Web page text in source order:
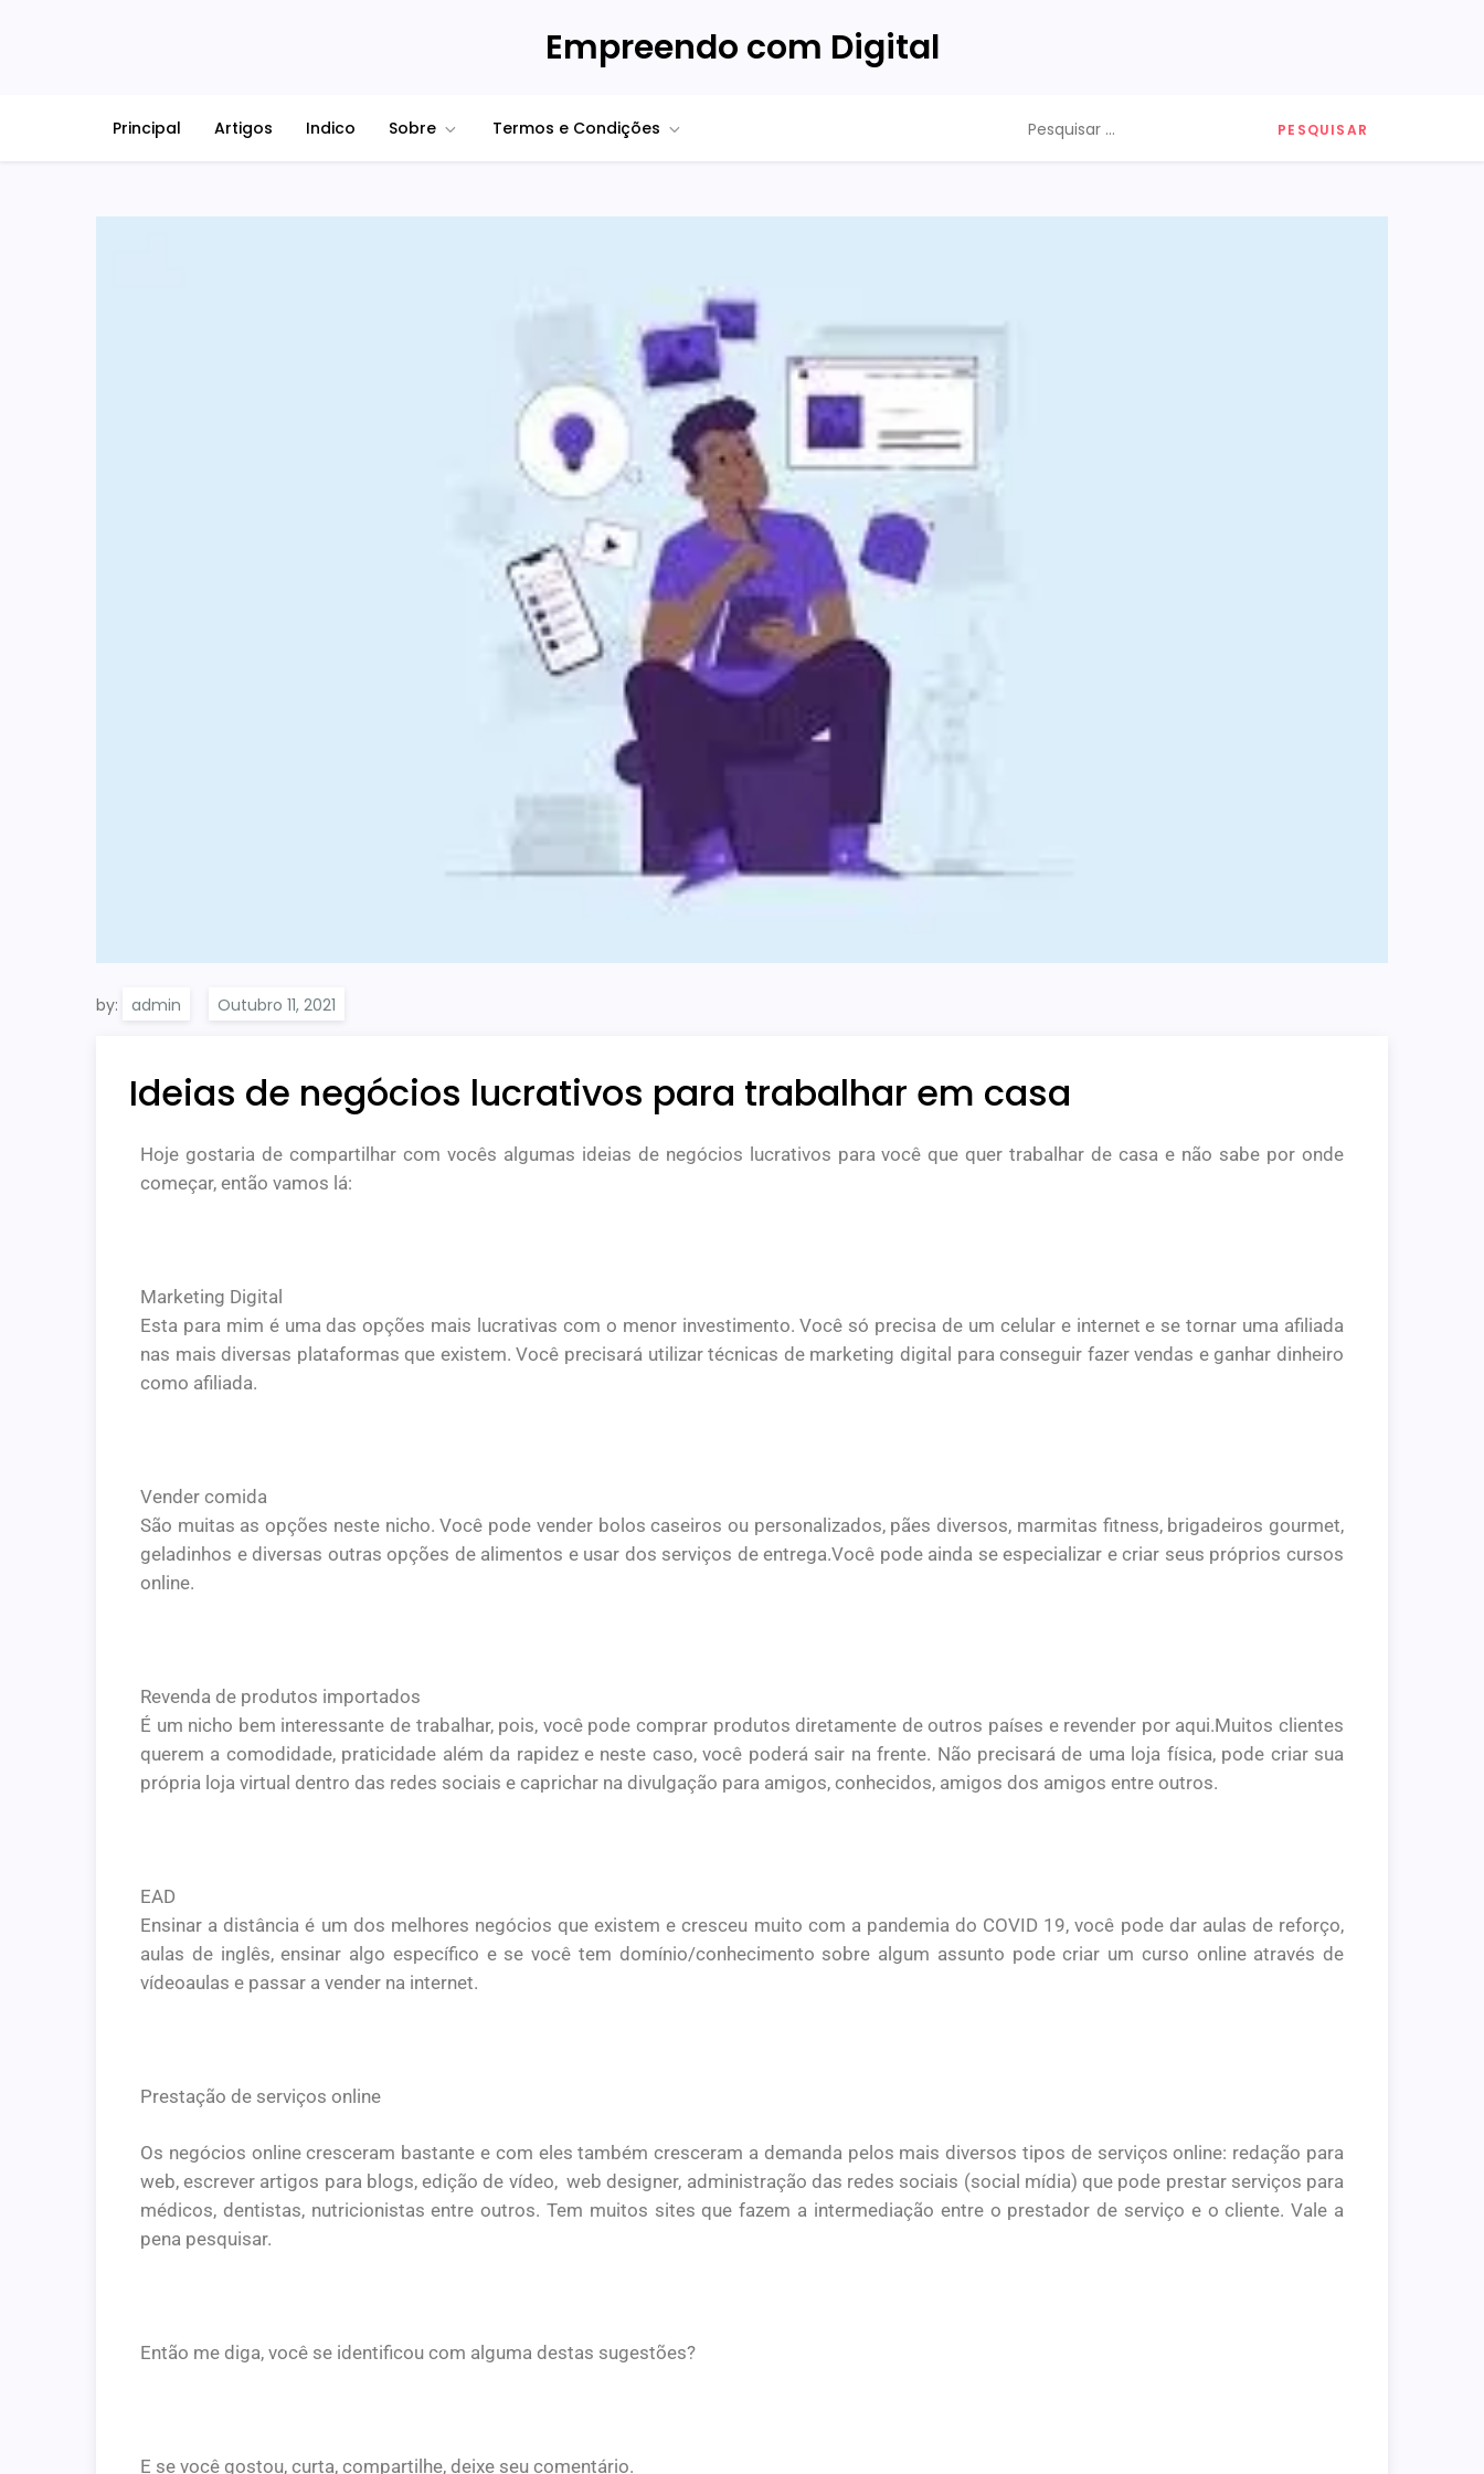
Empreendo com Digital
Principal Artigos Indico Sobre Termos e Condições
by: admin
Ideias de negócios lucrativos para trabalhar em casa
Hoje gostaria de compartilhar com vocês algumas ideias de negócios lucrativos para você que quer trabalhar de casa e não sabe por onde
começar, então vamos lá:
Marketing Digital
Esta para mim é uma das opções mais lucrativas com o menor investimento. Você só precisa de um celular e internet e se tornar uma afiliada
nas mais diversas plataformas que existem. Você precisará utilizar técnicas de marketing digital para conseguir fazer vendas e ganhar dinheiro
como afiliada.
Vender comida
São muitas as opções neste nicho. Você pode vender bolos caseiros ou personalizados, pães diversos, marmitas fitness, brigadeiros gourmet,
geladinhos e diversas outras opções de alimentos e usar dos serviços de entrega.Você pode ainda se especializar e criar seus próprios cursos
online.
Revenda de produtos importados
É um nicho bem interessante de trabalhar, pois, você pode comprar produtos diretamente de outros países e revender por aqui.Muitos clientes
querem a comodidade, praticidade além da rapidez e neste caso, você poderá sair na frente. Não precisará de uma loja física, pode criar sua
própria loja virtual dentro das redes sociais e caprichar na divulgação para amigos, conhecidos, amigos dos amigos entre outros.
EAD
Ensinar a distância é um dos melhores negócios que existem e cresceu muito com a pandemia do COVID 19, você pode dar aulas de reforço,
aulas de inglês, ensinar algo específico e se você tem domínio/conhecimento sobre algum assunto pode criar um curso online através de
vídeoaulas e passar a vender na internet.
Prestação de serviços online
Os negócios online cresceram bastante e com eles também cresceram a demanda pelos mais diversos tipos de serviços online: redação para
web, escrever artigos para blogs, edição de vídeo, web designer, administração das redes sociais (social mídia) que pode prestar serviços para
médicos, dentistas, nutricionistas entre outros. Tem muitos sites que fazem a intermediação entre o prestador de serviço e o cliente. Vale a
pena pesquisar.
Então me diga, você se identificou com alguma destas sugestões?
E se você gostou, curta, compartilhe, deixe seu comentário.